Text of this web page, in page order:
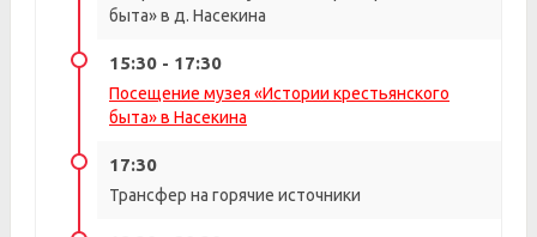
быта» в д. Насекина
15:30 - 17:30
Посещение музея «Истории крестьянского
быта» в Насекина
17:30
Трансфер на горячие источники